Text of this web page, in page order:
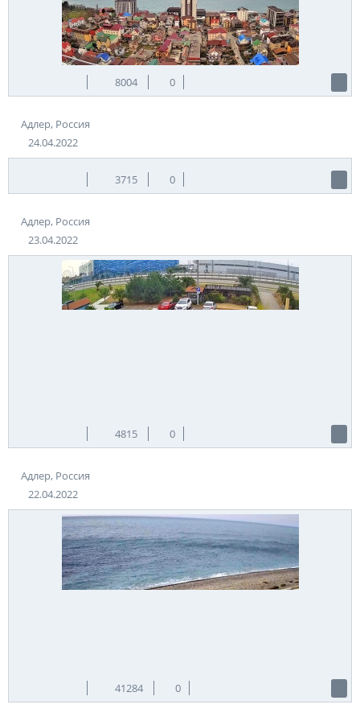
Россия Адлер
Источник:polyanaski.ru
8004 0
Адлер, Россия
24.04.2022
3715 0
Адлер, Россия
23.04.2022
4815 0
Адлер, Россия
22.04.2022
41284 0